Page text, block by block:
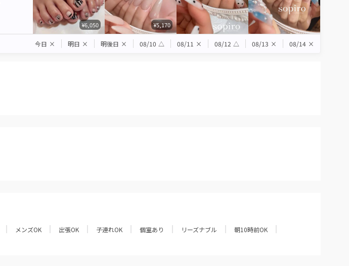
¥6,050 ¥5,170
今日 × 明日 × 明後日 × 08/10 △ 08/11 × 08/12 △ 08/13 × 08/14 ×
メンズOK 出張OK 子連れOK 個室あり リーズナブル
朝10時前OK